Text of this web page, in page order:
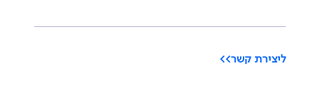
ליצירת קשר>>